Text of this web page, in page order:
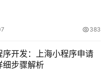
383
序开发：上海小程序申请
细步骤解析